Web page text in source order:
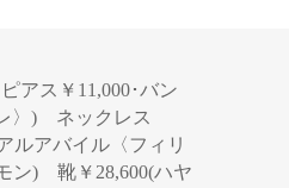
アス￥11,000･バン
〉) ネックレス
ルアバイル〈フィリ
ン) 靴￥28,600(ハヤ